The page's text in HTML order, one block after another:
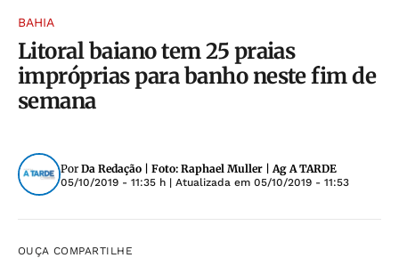
BAHIA
Litoral baiano tem 25 praias
impróprias para banho neste fim de
semana
Por Da Redação | Foto: Raphael Muller | Ag A TARDE
05/10/2019 - 11:35 h | Atualizada em 05/10/2019 - 11:53
OUÇA COMPARTILHE